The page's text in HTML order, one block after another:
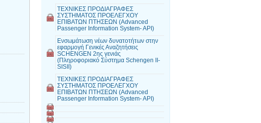
ΤΕΧΝΙΚΕΣ ΠΡΟΔΙΑΓΡΑΦΕΣ
ΣΥΣΤΗΜΑΤΟΣ ΠΡΟΕΛΕΓΧΟΥ
ΕΠΙΒΑΤΩΝ ΠΤΗΣΕΩΝ (Advanced
Passenger Information System- API)
Ενσωμάτωση νέων δυνατοτήτων στην
εφαρμογή Γενικές Αναζητήσεις
SCHENGEN 2ης γενιάς
(Πληροφοριακό Σύστημα Schengen II-
SISII)
ΤΕΧΝΙΚΕΣ ΠΡΟΔΙΑΓΡΑΦΕΣ
ΣΥΣΤΗΜΑΤΟΣ ΠΡΟΕΛΕΓΧΟΥ
ΕΠΙΒΑΤΩΝ ΠΤΗΣΕΩΝ (Advanced
Passenger Information System- API)